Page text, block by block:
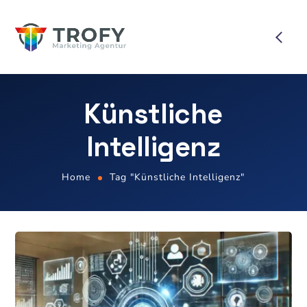
Künstliche
Intelligenz
Home Tag "Künstliche Intelligenz"